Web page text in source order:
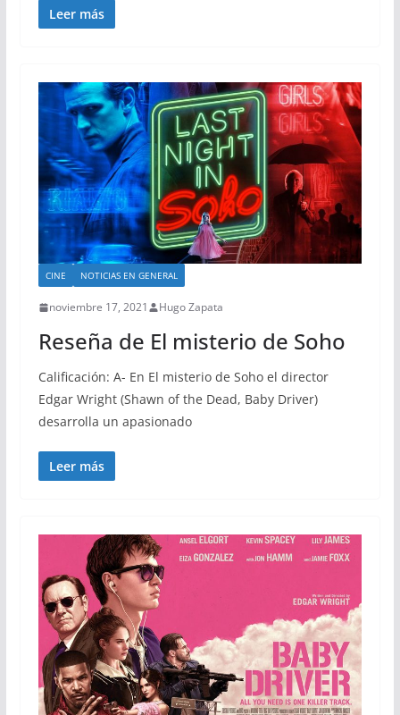
Leer más
CINE NOTICIAS EN GENERAL
noviembre 17, 2021 Hugo Zapata
Reseña de El misterio de Soho
Calificación: A- En El misterio de Soho el director
Edgar Wright (Shawn of the Dead, Baby Driver)
desarrolla un apasionado
Leer más